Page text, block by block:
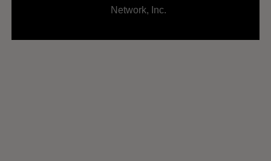
Network, Inc.